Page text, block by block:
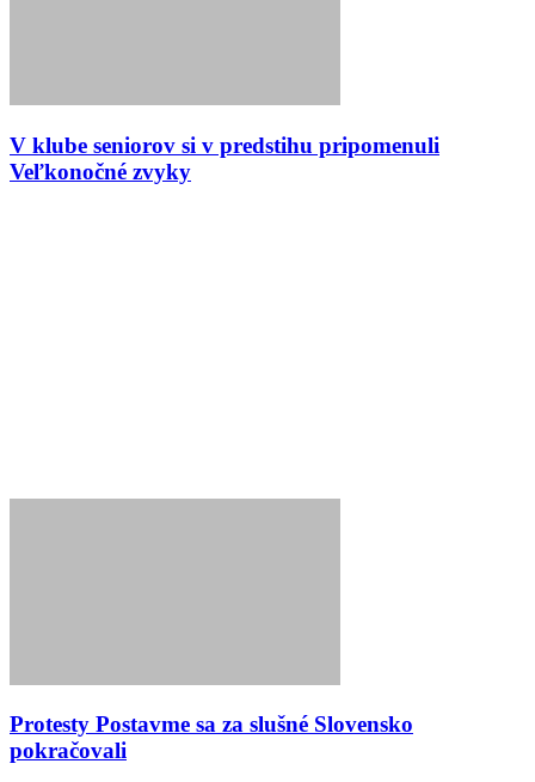
V klube seniorov si v predstihu pripomenuli
Veľkonočné zvyky
Protesty Postavme sa za slušné Slovensko
pokračovali